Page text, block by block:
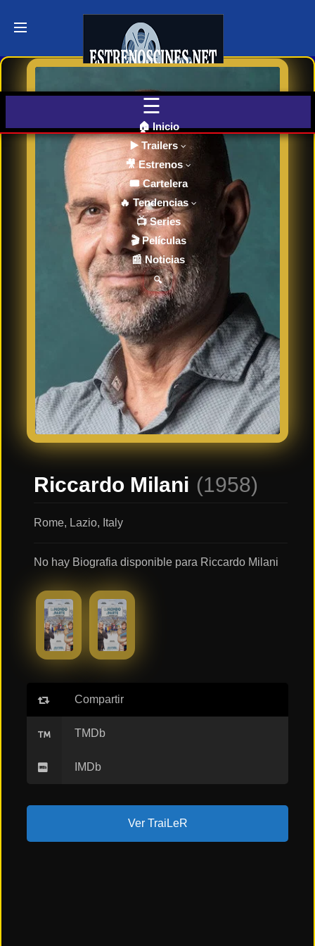
Últimos
AHORA
📺 VER
SERIES
PLATAFORMAS
Series
Plataformas
ESTRENOS
CALENDARIO
Estrenos
de Cine
🏠 Inicio
▶️ Trailers
🎥 Estrenos
🎟️ Cartelera
🔥 Tendencias
📺 Series
🎬 Películas
📰 Noticias
🔍
Riccardo Milani (1958)
Rome, Lazio, Italy
No hay Biografia disponible para Riccardo Milani
Compartir
TMDb
IMDb
Ver TraiLeR